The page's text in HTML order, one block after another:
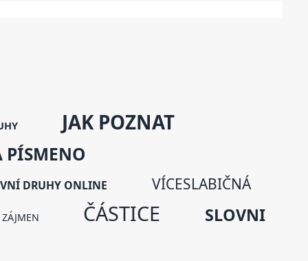
JAK POZNAT
PÍSMENO
DRUHY ONLINE VÍCESLABIČNÁ
ČÁSTICE SLOVNI